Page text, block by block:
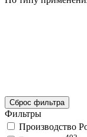
Сброс фильтра
Фильтры
Производство